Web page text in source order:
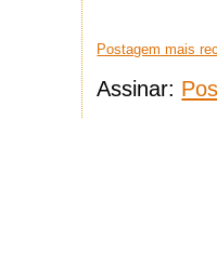
Postagem mais
Assinar: